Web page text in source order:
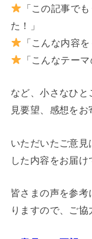
「この記事で
た！」
「こんな内容
「こんなテー
など、小さなひ
見要望、感想をお
いただいたご意
した内容をお届け
皆さまの声を参
りますので、ご